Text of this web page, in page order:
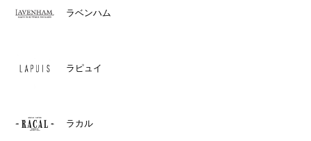
ラベンハム
ラピュイ
ラカル